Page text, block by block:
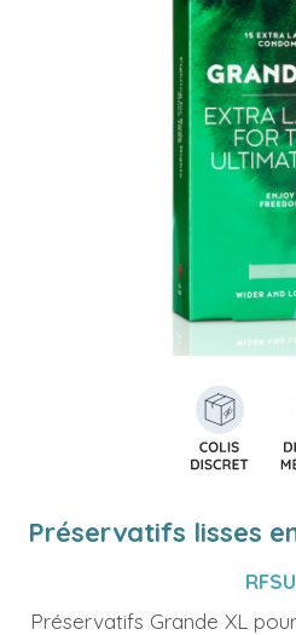
Préservatifs lisses
RFSU
Préservatifs Grande XL